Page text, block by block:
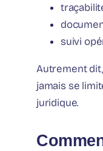
suivi
Autrement
jamais se
juridique.